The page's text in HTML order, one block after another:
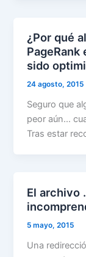
¿Por qué
PageRank
sido
24 agosto, 2015
Seguro que
peor aún…
Tras estar
El archivo
5 mayo, 2015
Una